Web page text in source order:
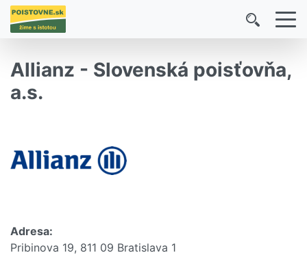
Allianz - Slovenská poisťovňa,
a.s.
Adresa:
Pribinova 19, 811 09 Bratislava 1